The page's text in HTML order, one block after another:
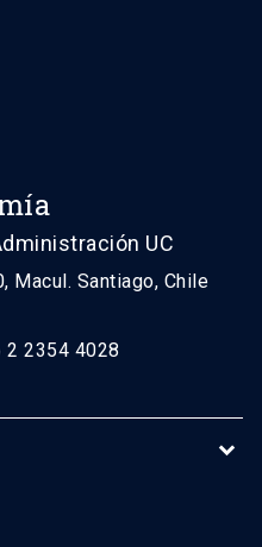
UC
Macul. Santiago, Chile
2 2354 4028